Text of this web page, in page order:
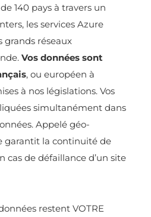
140 pays à travers un
les services Azure
réseaux
Vos données sont
, ou européen à
à nos législations. Vos
simultanément dans
Appelé géo-
garantit la continuité de
cas de défaillance d’un site
restent VOTRE